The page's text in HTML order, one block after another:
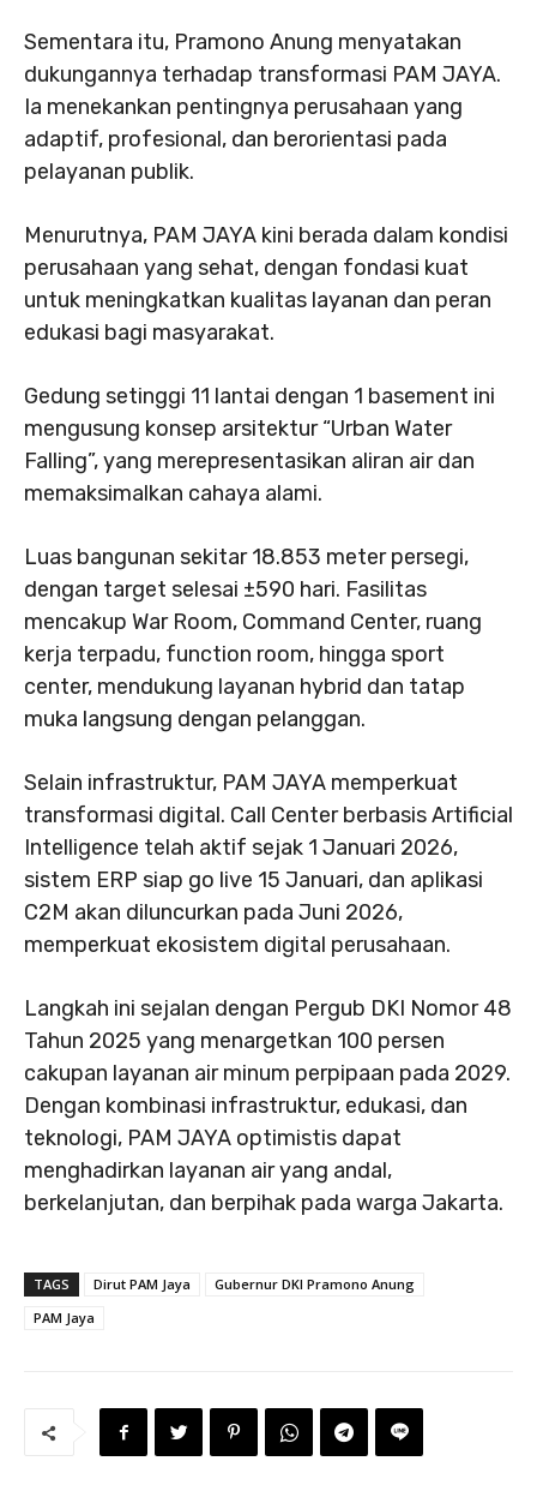
Sementara itu, Pramono Anung menyatakan
dukungannya terhadap transformasi PAM JAYA.
Ia menekankan pentingnya perusahaan yang
adaptif, profesional, dan berorientasi pada
pelayanan publik.
Menurutnya, PAM JAYA kini berada dalam kondisi
perusahaan yang sehat, dengan fondasi kuat
untuk meningkatkan kualitas layanan dan peran
edukasi bagi masyarakat.
Gedung setinggi 11 lantai dengan 1 basement ini
mengusung konsep arsitektur “Urban Water
Falling”, yang merepresentasikan aliran air dan
memaksimalkan cahaya alami.
Luas bangunan sekitar 18.853 meter persegi,
dengan target selesai ±590 hari. Fasilitas
mencakup War Room, Command Center, ruang
kerja terpadu, function room, hingga sport
center, mendukung layanan hybrid dan tatap
muka langsung dengan pelanggan.
Selain infrastruktur, PAM JAYA memperkuat
transformasi digital. Call Center berbasis Artificial
Intelligence telah aktif sejak 1 Januari 2026,
sistem ERP siap go live 15 Januari, dan aplikasi
C2M akan diluncurkan pada Juni 2026,
memperkuat ekosistem digital perusahaan.
Langkah ini sejalan dengan Pergub DKI Nomor 48
Tahun 2025 yang menargetkan 100 persen
cakupan layanan air minum perpipaan pada 2029.
Dengan kombinasi infrastruktur, edukasi, dan
teknologi, PAM JAYA optimistis dapat
menghadirkan layanan air yang andal,
berkelanjutan, dan berpihak pada warga Jakarta.
TAGS Dirut PAM Jaya
Gubernur DKI Pramono Anung
PAM Jaya